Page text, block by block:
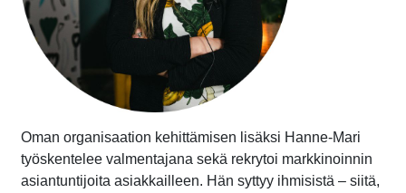
Oman organisaation kehittämisen lisäksi Hanne-Mari
työskentelee valmentajana sekä rekrytoi markkinoinnin
asiantuntijoita asiakkailleen. Hän syttyy ihmisistä – siitä,